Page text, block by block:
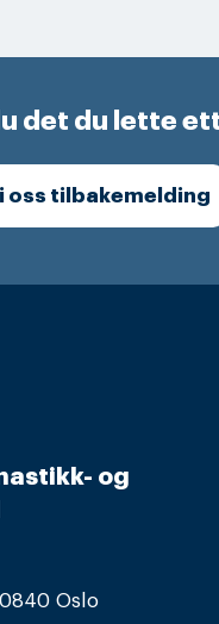
det du lette
oss tilbakemelding
og
Oslo